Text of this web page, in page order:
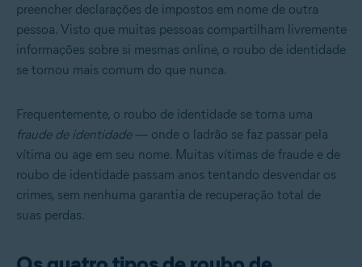
preencher declarações de impostos em nome de outra
pessoa. Visto que muitas pessoas compartilham livremente
informações sobre si mesmas online, o roubo de identidade
se tornou mais comum do que nunca.
Frequentemente, o roubo de identidade se torna uma
fraude de identidade— onde o ladrão se faz passar pela
vítima ou age em seu nome. Muitas vítimas de fraude e de
roubo de identidade passam anos tentando desvendar os
crimes, sem nenhuma garantia de recuperação total de
suas perdas.